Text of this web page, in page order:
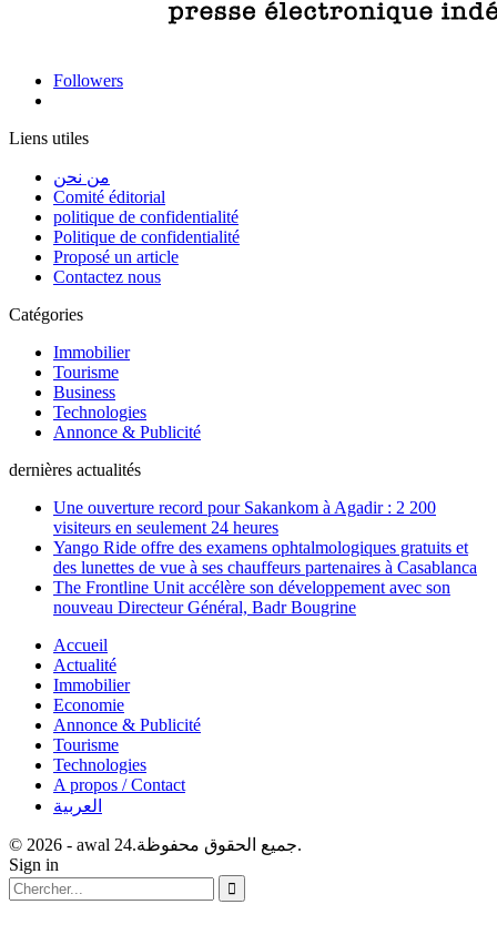
Followers
Liens utiles
من نحن
Comité éditorial
politique de confidentialité
Politique de confidentialité
Proposé un article
Contactez nous
Catégories
Immobilier
Tourisme
Business
Technologies
Annonce & Publicité
dernières actualités
Une ouverture record pour Sakankom à Agadir : 2 200
visiteurs en seulement 24 heures
Yango Ride offre des examens ophtalmologiques gratuits et
des lunettes de vue à ses chauffeurs partenaires à Casablanca
The Frontline Unit accélère son développement avec son
nouveau Directeur Général, Badr Bougrine
Accueil
Actualité
Immobilier
Economie
Annonce & Publicité
Tourisme
Technologies
A propos / Contact
العربية
© 2026 - awal 24.جميع الحقوق محفوظة.
Sign in